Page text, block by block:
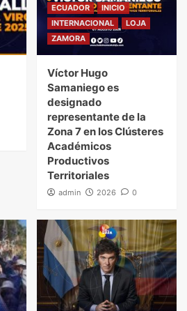
ECUADOR
INICIO
INTERNACIONAL
LOJA
ZAMORA
Víctor Hugo
Samaniego es
designado
representante de la
Zona 7 en los Clústeres
Académicos
Productivos
Territoriales
admin 2026 0